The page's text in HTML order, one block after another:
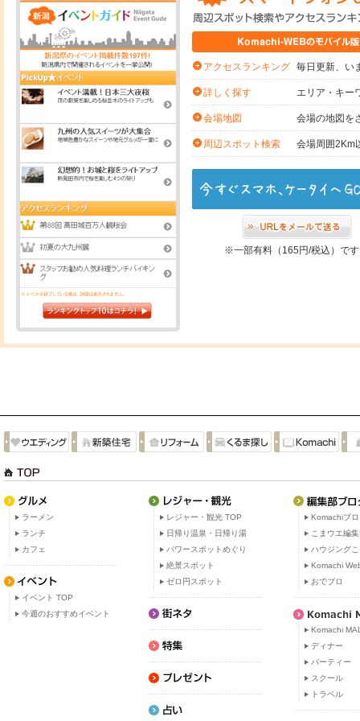
アクセスランキング 毎日更新、い
詳しく探す エリア・キー
会場地図 会場の地図を
周辺スポット検索 会場周囲2Km
※一部有料（165円/税込）で
ラーメン
ランチ
カフェ
イベント TOP
今週のおすすめイベント
レジャー・観光 TOP
日帰り温泉・日帰り湯
パワースポットめぐり
絶景スポット
ゼロ円スポット
Komachiブ
こまウエ編
ハウジング
Komachi
おでブロ
Komachi
ディナー
パーティー
スクール
トラベル